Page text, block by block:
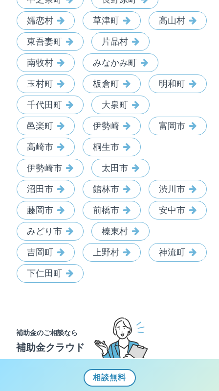
嬬恋村 草津町 高山村
東吾妻町 片品村
南牧村 みなかみ町
玉村町 板倉町 明和町
千代田町 大泉町
邑楽町 伊勢崎 富岡市
高崎市 桐生市
伊勢崎市 太田市
沼田市 館林市 渋川市
藤岡市 前橋市 安中市
みどり市 榛東村
吉岡町 上野村 神流町
下仁田町
補助金のご相談なら
補助金クラウド
相談無料